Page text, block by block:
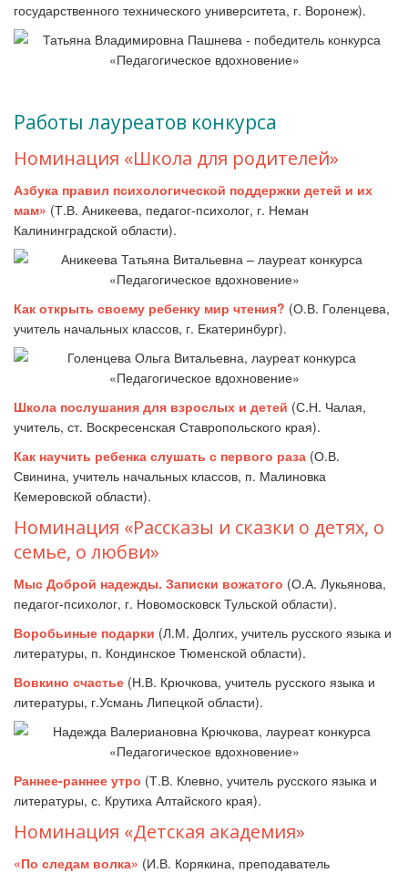
государственного технического университета, г. Воронеж).
Работы лауреатов конкурса
Номинация «Школа для родителей»
Азбука правил психологической поддержки детей и их
мам» (Т.В. Аникеева, педагог-психолог, г. Неман
Калининградской области).
Как открыть своему ребенку мир чтения? (О.В. Голенцева,
учитель начальных классов, г. Екатеринбург).
Школа послушания для взрослых и детей (С.Н. Чалая,
учитель, ст. Воскресенская Ставропольского края).
Как научить ребенка слушать с первого раза (О.В.
Свинина, учитель начальных классов, п. Малиновка
Кемеровской области).
Номинация «Рассказы и сказки о детях, о
семье, о любви»
Мыс Доброй надежды. Записки вожатого (О.А. Лукьянова,
педагог-психолог, г. Новомосковск Тульской области).
Воробьиные подарки (Л.М. Долгих, учитель русского языка и
литературы, п. Кондинское Тюменской области).
Вовкино счастье (Н.В. Крючкова, учитель русского языка и
литературы, г.Усмань Липецкой области).
Раннее-раннее утро (Т.В. Клевно, учитель русского языка и
литературы, с. Крутиха Алтайского края).
Номинация «Детская академия»
«По следам волка» (И.В. Корякина, преподаватель